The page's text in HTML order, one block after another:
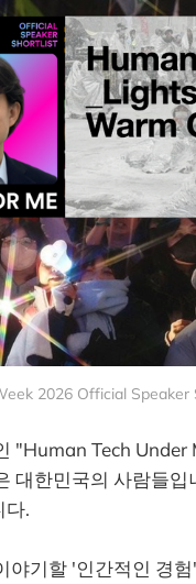
2026 Official Speaker
"Human Tech
대한민국의 사람들
다.
야기할 '인간적인 경